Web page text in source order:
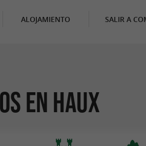
ALOJAMIENTO SALIR A
en Haux